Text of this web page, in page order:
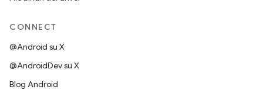
CONNECT
@Android su X
@AndroidDev su X
Blog Android